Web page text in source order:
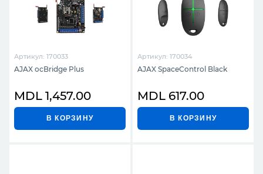
Артикул: 170033
AJAX ocBridge Plus
MDL 1,457.00
В КОРЗИНУ
Артикул: 170034
AJAX SpaceControl Black
MDL 617.00
В КОРЗИНУ